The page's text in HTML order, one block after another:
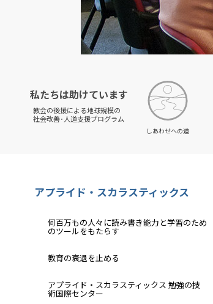
私たちは助けています
教会の後援による地球規模の
社会改善･人道支援プログラム
しあわせへの道
アプライド・スカラスティックス
何百万もの人々に読み書き能力と学習のため
のツールをもたらす
教育の衰退を止める
アプライド・スカラスティックス 勉強の技
術国際センター